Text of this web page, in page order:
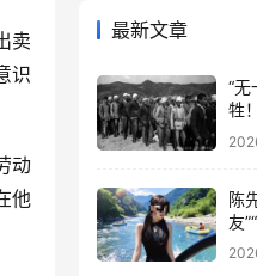
卖
识
动
他
最新文章
“
牲
陈
友
乱